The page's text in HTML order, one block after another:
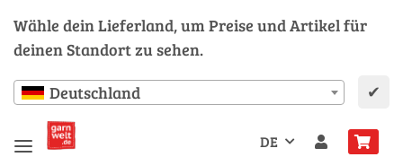
Wähle dein Lieferland, um Preise und Artikel für
deinen Standort zu sehen.
Deutschland ✔
DE